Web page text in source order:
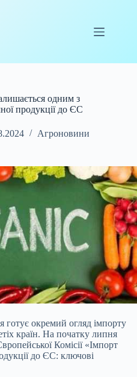
одним з
продукції до ЄС
Агроновини
готує окремий огляд імпорту
країн. На початку липня
Комісії «Імпорт
до ЄС: ключові